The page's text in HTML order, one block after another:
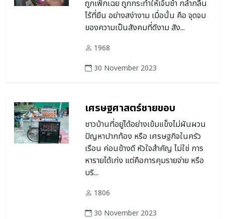
ถูกเพิกเฉย ถูกกระทำให้เจ็บช้ำ กล้ำกลืน
ไร้ที่ยืน อย่างสง่างาม เมื่อนั้น คือ จุดจบ
ของความเป็นสังคมที่ดีงาม สัง...
1968
30 November 2023
เศรษฐศาสตร์ชายขอบ
ชาวบ้านที่อยู่ได้อย่างเข้มแข็งไม่ผันผวน
ปัญหาปากท้อง หรือ เศรษฐกิจในครัว
เรือน ค่อนข้างดี หัวใจสำคัญ ไม่ใช่ การ
หารายได้เก่ง แต่คือการคุมรายจ่าย หรือ
บริ...
1806
30 November 2023